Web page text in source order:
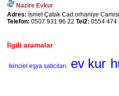
Nazire Evkur
Adres: İsmet Çatak Cad.orhaniye
Telefon: 0507 931 96 22 Tel2: 0554 474
İlgili aramalar
ikinciel eşya satıcıları ev kur